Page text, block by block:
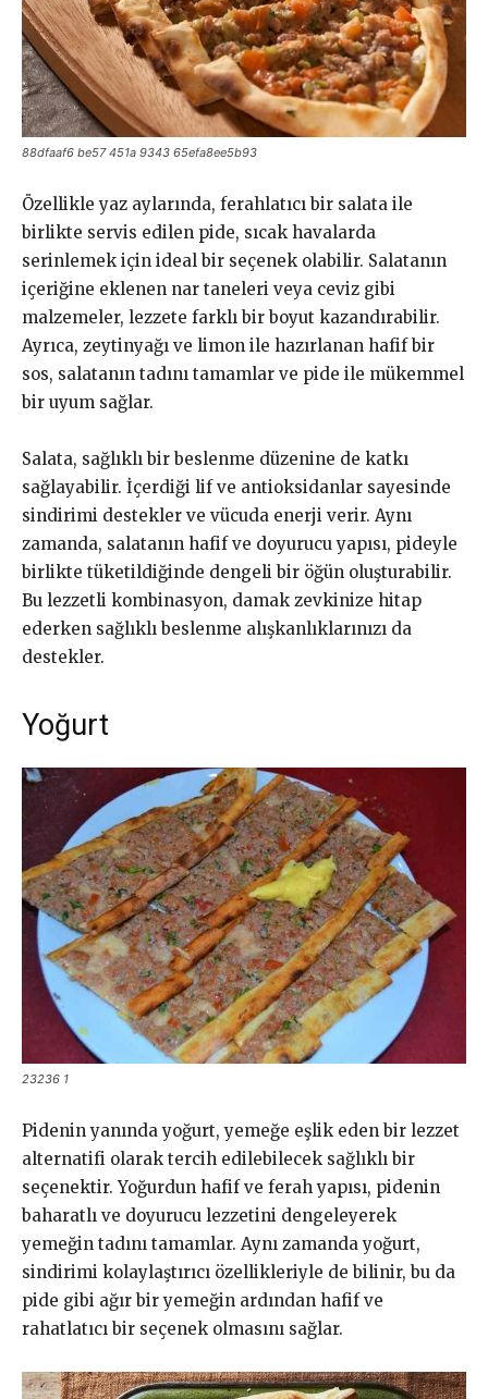
88dfaaf6 be57 451a 9343 65efa8ee5b93
Özellikle yaz aylarında, ferahlatıcı bir salata ile
birlikte servis edilen pide, sıcak havalarda
serinlemek için ideal bir seçenek olabilir. Salatanın
içeriğine eklenen nar taneleri veya ceviz gibi
malzemeler, lezzete farklı bir boyut kazandırabilir.
Ayrıca, zeytinyağı ve limon ile hazırlanan hafif bir
sos, salatanın tadını tamamlar ve pide ile mükemmel
bir uyum sağlar.
Salata, sağlıklı bir beslenme düzenine de katkı
sağlayabilir. İçerdiği lif ve antioksidanlar sayesinde
sindirimi destekler ve vücuda enerji verir. Aynı
zamanda, salatanın hafif ve doyurucu yapısı, pideyle
birlikte tüketildiğinde dengeli bir öğün oluşturabilir.
Bu lezzetli kombinasyon, damak zevkinize hitap
ederken sağlıklı beslenme alışkanlıklarınızı da
destekler.
Yoğurt
23236 1
Pidenin yanında yoğurt, yemeğe eşlik eden bir lezzet
alternatifi olarak tercih edilebilecek sağlıklı bir
seçenektir. Yoğurdun hafif ve ferah yapısı, pidenin
baharatlı ve doyurucu lezzetini dengeleyerek
yemeğin tadını tamamlar. Aynı zamanda yoğurt,
sindirimi kolaylaştırıcı özellikleriyle de bilinir, bu da
pide gibi ağır bir yemeğin ardından hafif ve
rahatlatıcı bir seçenek olmasını sağlar.